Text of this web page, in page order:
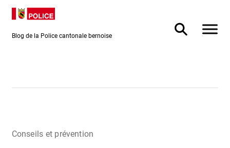
Directement
au contenu
Directement
vers la
recherche
Blog de la Police cantonale bernoise
Conseils et prévention